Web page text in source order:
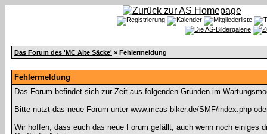
Das Forum des 'MC Alte Säcke' » Fehlermeldung
Fehlermeldung
Das Forum befindet sich zur Zeit aus folgenden Gründen im
Bitte nutzt das neue Forum unter www.mcas-biker.de/SMF/index.php
Wir hoffen, dass euch das neue Forum gefällt, auch wenn noch einiges